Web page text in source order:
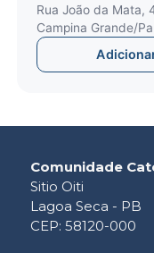
Rua João da Mata,
Campina Grande/
Comunidade
Sitio Oiti
Lagoa Seca - PB
CEP: 58120-000